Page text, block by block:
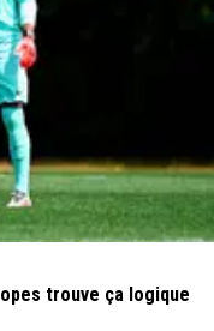
trouve ça logique